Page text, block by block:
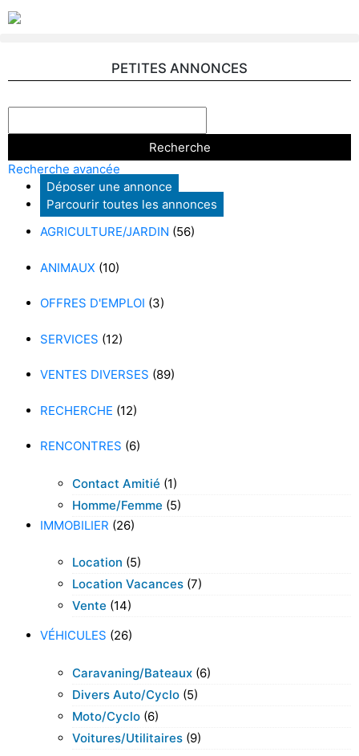
PETITES ANNONCES
Recherche avancée
Déposer une annonce
Parcourir toutes les annonces
AGRICULTURE/JARDIN (56)
ANIMAUX (10)
OFFRES D'EMPLOI (3)
SERVICES (12)
VENTES DIVERSES (89)
RECHERCHE (12)
RENCONTRES (6)
Contact Amitié (1)
Homme/femme (5)
IMMOBILIER (26)
Location (5)
Location Vacances (7)
Vente (14)
VÉHICULES (26)
Caravaning/bateaux (6)
Divers Auto/cyclo (5)
Moto/cyclo (6)
Voitures/utilitaires (9)